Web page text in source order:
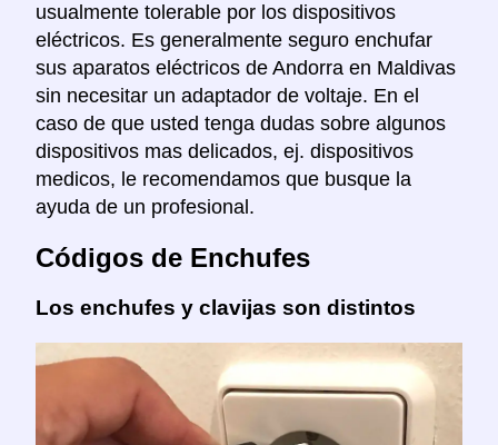
usualmente tolerable por los dispositivos
eléctricos. Es generalmente seguro enchufar
sus aparatos eléctricos de Andorra en Maldivas
sin necesitar un adaptador de voltaje. En el
caso de que usted tenga dudas sobre algunos
dispositivos mas delicados, ej. dispositivos
medicos, le recomendamos que busque la
ayuda de un profesional.
Códigos de Enchufes
Los enchufes y clavijas son distintos